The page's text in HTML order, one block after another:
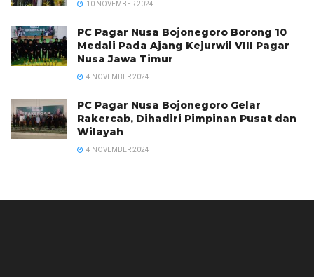
10 NOVEMBER 2024
PC Pagar Nusa Bojonegoro Borong 10
Medali Pada Ajang Kejurwil VIII Pagar
Nusa Jawa Timur
4 NOVEMBER 2024
PC Pagar Nusa Bojonegoro Gelar
Rakercab, Dihadiri Pimpinan Pusat dan
Wilayah
4 NOVEMBER 2024